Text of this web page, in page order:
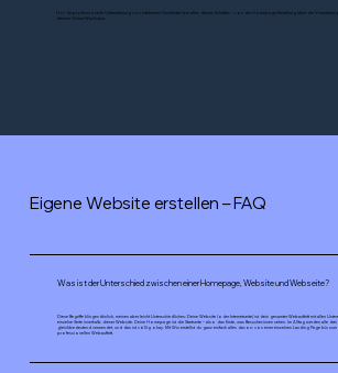
Hol dir professionelle Unterstützung von erfahrenen Fachleuten bei allen deinen Schritten – von der Homepage Erstellung über die
deinem Online-Wachstum.
Eigene Website erstellen – FAQ
Was ist der Unterschied zwischen einer Homepage, Website und Webseite?
Diese Begriffe klingen ähnlich, meinen aber leicht Unterschiedliches: Deine Website (oder Internetseite) ist dein gesamter Webauftritt mit allen
einzelne Seite innerhalb dieser Website. Deine Homepage ist die Startseite – also das Erste, was Besucher:innen sehen. Im Alltag werden alle drei
gleichbedeutend verwendet, und das ist völlig okay. Mit Wix erstellst du ganz einfach alles davon: von einer einzelnen Landing Page bis
professionellen Webauftritt.